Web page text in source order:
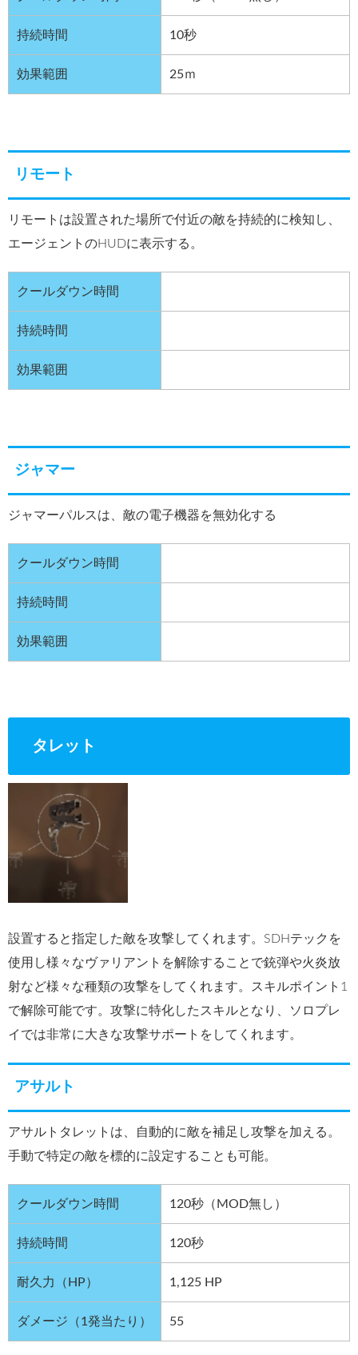
持続時間 10秒
効果範囲 25ｍ
リモート
リモートは設置された場所で付近の敵を持続的に検知し、
エージェントのHUDに表示する。
クールダウン時間
持続時間
効果範囲
ジャマー
ジャマーパルスは、敵の電子機器を無効化する
クールダウン時間
持続時間
効果範囲
タレット
設置すると指定した敵を攻撃してくれます。SDHテックを
使用し様々なヴァリアントを解除することで銃弾や火炎放
射など様々な種類の攻撃をしてくれます。スキルポイント1
で解除可能です。攻撃に特化したスキルとなり、ソロプレ
イでは非常に大きな攻撃サポートをしてくれます。
アサルト
アサルトタレットは、自動的に敵を補足し攻撃を加える。
手動で特定の敵を標的に設定することも可能。
クールダウン時間 120秒（MOD無し）
持続時間 120秒
耐久力（HP） 1,125 HP
ダメージ（1発当たり） 55